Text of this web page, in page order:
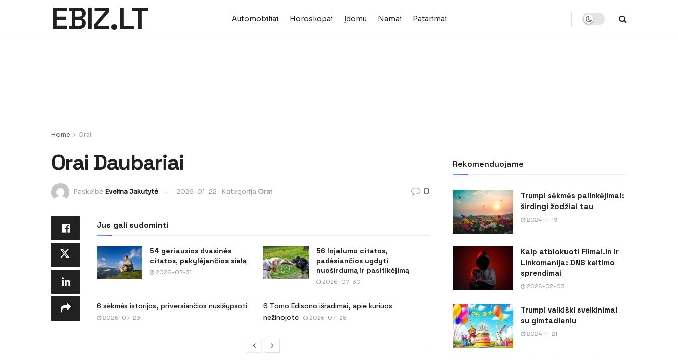
EBIZ.LT Automobiliai Horoskopai Įdomu Namai Patarimai
Home Orai
Orai Daubariai
Paskelbė Evelina Jakutytė 2026-01-22 Kategorija Orai 0
Jus gali sudominti
54 geriausios dvasinės
citatos, pakylėjančios sielą
2026-07-31
56 lojalumo citatos,
padėsiančios ugdyti
nuoširdumą ir pasitikėjimą
2026-07-30
6 sėkmės istorijos, priversiančios nusišypsoti
2026-07-29
6 Tomo Edisono išradimai, apie kuriuos
nežinojote
2026-07-28
Rekomenduojame
Trumpi sėkmės palinkėjimai:
širdingi žodžiai tau
2024-11-19
Kaip atblokuoti Filmai.in ir
Linkomanija: DNS keitimo
sprendimai
2026-02-03
Trumpi vaikiški sveikinimai
su gimtadieniu
2024-11-21